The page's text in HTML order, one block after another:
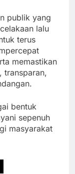
publik yang
lalu
terus
memastikan
transparan,
bentuk
sepenuh
masyarakat